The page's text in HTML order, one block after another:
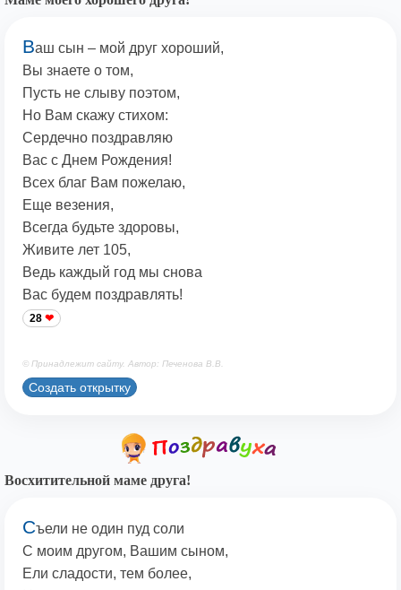
Ваш сын – мой друг хороший,
Вы знаете о том,
Пусть не слыву поэтом,
Но Вам скажу стихом:
Сердечно поздравляю
Вас с Днем Рождения!
Всех благ Вам пожелаю,
Еще везения,
Всегда будьте здоровы,
Живите лет 105,
Ведь каждый год мы снова
Вас будем поздравлять!
28
© Принадлежит сайту. Автор: Печенова В.В.
Создать открытку
Восхитительной маме друга!
Съели не один пуд соли
С моим другом, Вашим сыном,
Ели сладости, тем более,